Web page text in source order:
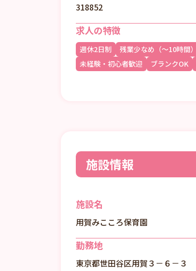
318852
求人の特徴
週休2日制 残業少なめ（～10時間）
未経験・初心者歓迎
ブランクOK
施設情報
施設名
用賀みこころ保育園
勤務地
東京都世田谷区用賀３－６－３